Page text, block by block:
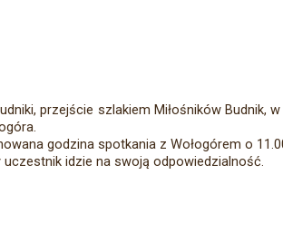
przejście szlakiem Miłośników
godzina spotkania z Wołogórem o
idzie na swoją odpowiedzialność.